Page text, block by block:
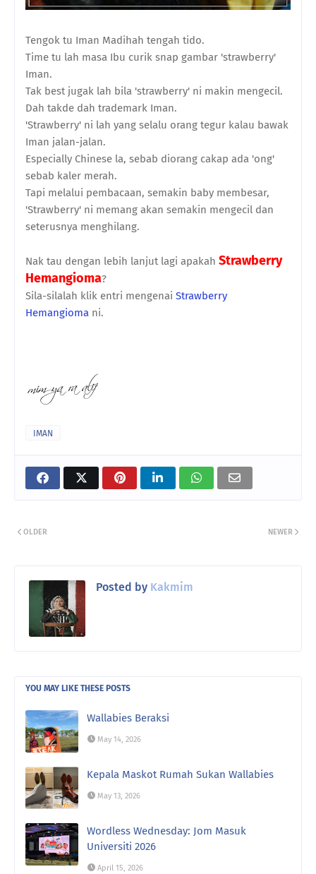
Tengok tu Iman Madihah tengah tido.
Time tu lah masa Ibu curik snap gambar 'strawberry'
Iman.
Tak best jugak lah bila 'strawberry' ni makin mengecil.
Dah takde dah trademark Iman.
'Strawberry' ni lah yang selalu orang tegur kalau bawak
Iman jalan-jalan.
Especially Chinese la, sebab diorang cakap ada 'ong'
sebab kaler merah.
Tapi melalui pembacaan, semakin baby membesar,
'Strawberry' ni memang akan semakin mengecil dan
seterusnya menghilang.
Nak tau dengan lebih lanjut lagi apakah Strawberry
Hemangioma?
Sila-silalah klik entri mengenai Strawberry
Hemangioma ni.
IMAN
NEWER
OLDER
Posted by Kakmim
YOU MAY LIKE THESE POSTS
Wallabies Beraksi
May 14, 2026
Kepala Maskot Rumah Sukan Wallabies
May 13, 2026
Wordless Wednesday: Jom Masuk
Universiti 2026
April 15, 2026